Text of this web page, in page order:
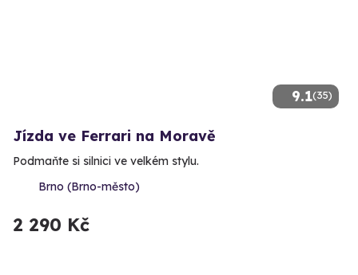
9.1(35)
Jízda ve Ferrari na Moravě
Podmaňte si silnici ve velkém stylu.
Brno (Brno-město)
2 290 Kč